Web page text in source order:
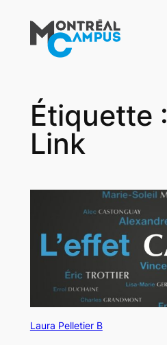
contenu
Étiquette :
Link
Laura Pelletier B